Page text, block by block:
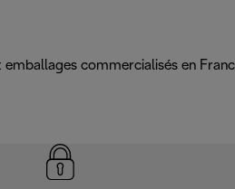
commercialisés en